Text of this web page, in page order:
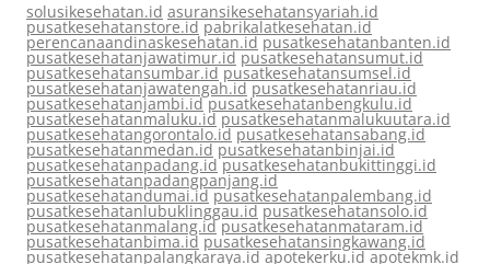
solusikesehatan.id asuransikesehatansyariah.id
pusatkesehatanstore.id pabrikalatkesehatan.id
perencanaandinaskesehatan.id pusatkesehatanbanten.id
pusatkesehatanjawatimur.id pusatkesehatansumut.id
pusatkesehatansumbar.id pusatkesehatansumsel.id
pusatkesehatanjawatengah.id pusatkesehatanriau.id
pusatkesehatanjambi.id pusatkesehatanbengkulu.id
pusatkesehatanmaluku.id pusatkesehatanmalukuutara.id
pusatkesehatangorontalo.id pusatkesehatansabang.id
pusatkesehatanmedan.id pusatkesehatanbinjai.id
pusatkesehatanpadang.id pusatkesehatanbukittinggi.id
pusatkesehatanpadangpanjang.id
pusatkesehatandumai.id pusatkesehatanpalembang.id
pusatkesehatanlubuklinggau.id pusatkesehatansolo.id
pusatkesehatanmalang.id pusatkesehatanmataram.id
pusatkesehatanbima.id pusatkesehatansingkawang.id
pusatkesehatanpalangkaraya.id apotekerku.id apotekmk.id